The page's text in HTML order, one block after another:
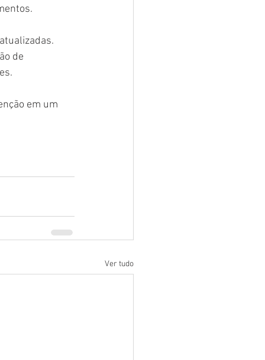
de
em um
Ver tudo